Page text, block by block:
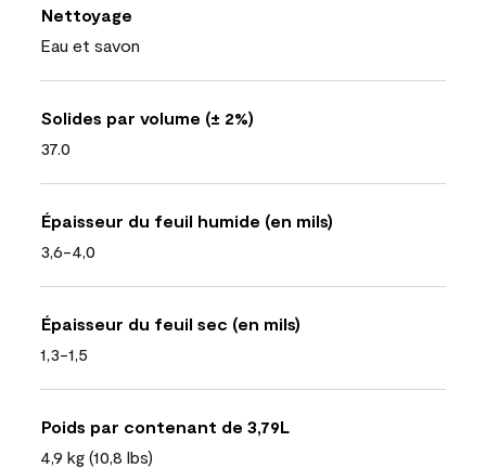
Nettoyage
Eau et savon
Solides par volume (± 2%)
37.0
Épaisseur du feuil humide (en mils)
3,6-4,0
Épaisseur du feuil sec (en mils)
1,3-1,5
Poids par contenant de 3,79L
4,9 kg (10,8 lbs)